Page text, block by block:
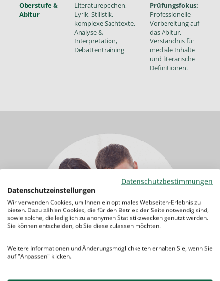
Oberstufe&
Abitur
Literaturepochen,
Lyrik, Stilistik,
komplexe Sachtexte,
Analyse &
Interpretation,
Debattentraining
Prüfungsfokus:
Professionelle
Vorbereitung auf
das Abitur,
Verständnis für
mediale Inhalte
und literarische
Definitionen.
Datenschutzbestimmungen
Datenschutzeinstellungen
Wir verwenden Cookies, um Ihnen ein optimales Webseiten-Erlebnis zu
bieten. Dazu zählen Cookies, die für den Betrieb der Seite notwendig sind,
sowie solche, die lediglich zu anonymen Statistikzwecken genutzt werden.
Sie können entscheiden, ob Sie diese zulassen möchten.
Weitere Informationen und Änderungsmöglichkeiten erhalten Sie, wenn Sie
auf "Anpassen" klicken.